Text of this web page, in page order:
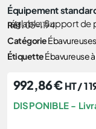
Équipement
réglable, Support de
Réf.05-1194
CatégorieÉbavureuses
ÉtiquetteÉbavureuse
992,86€ HT /1
DISPONIBLE -